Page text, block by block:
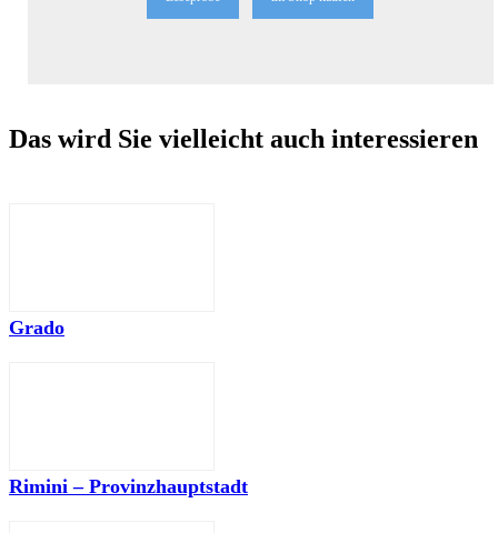
Das wird Sie vielleicht auch interessieren
Grado
Rimini – Provinzhauptstadt